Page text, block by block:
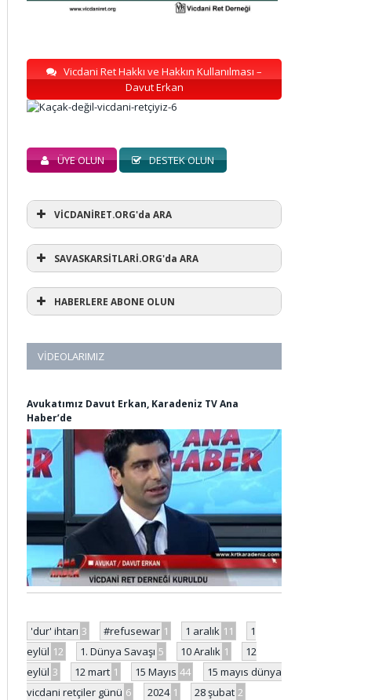
Vicdani Ret Hakkı ve Hakkın Kullanılması –
Davut Erkan
ÜYE OLUN DESTEK OLUN
VİCDANİRET.ORG'da ARA
SAVASKARSİTLARİ.ORG'da ARA
HABERLERE ABONE OLUN
VIDEOLARIMIZ
Avukatımız Davut Erkan, Karadeniz TV Ana
Haber’de
'dur' ihtarı 3 #refusewar 1 1 aralık 11
1
eylül 12 1. Dünya Savaşı 5 10 Aralık 1
12
eylül 3 12 mart 1 15 Mayıs 44
15 mayıs dünya
vicdani retçiler günü 6 2024 1 28 şubat 2